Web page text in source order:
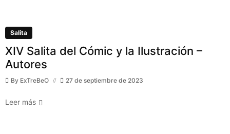
Salita
XIV Salita del Cómic y la Ilustración –
Autores
By ExTreBeO 27 de septiembre de 2023
Leer más